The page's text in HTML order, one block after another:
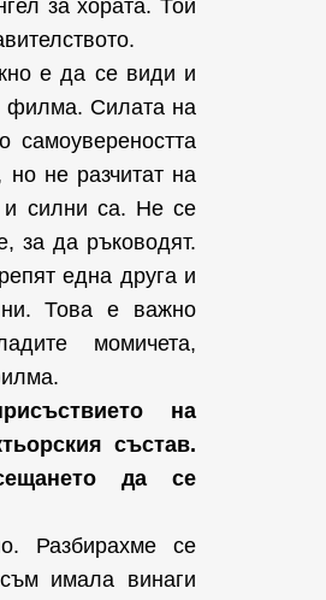
за хората. Той
е да се види и
филма. Силата на
самоувереността
не разчитат на
и силни са. Не се
за да ръководят.
една друга и
Това е важно
момичета,
на
състав.
да се
Разбирахме се
имала винаги